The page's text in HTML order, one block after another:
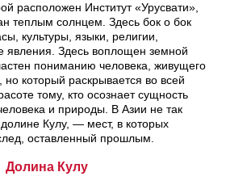
расположен Институт «Урусвати»,
теплым солнцем. Здесь бок о бок
культуры, языки, религии,
явления. Здесь воплощен земной
пониманию человека, живущего
который раскрывается во всей
тому, кто осознает сущность
и природы. В Азии не так
Кулу, — мест, в которых
оставленный прошлым.
Долина Кулу